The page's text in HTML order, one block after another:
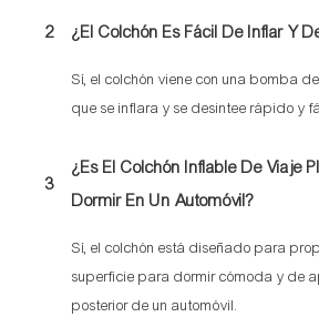
2 ¿El Colchón Es Fácil De Inflar Y
Sí, el colchón viene con una bomba
que se inflara y se desintee rápido y
3
¿Es El Colchón Inflable De Viaje
Dormir En Un Automóvil?
Sí, el colchón está diseñado para
superficie para dormir cómoda y de
posterior de un automóvil.